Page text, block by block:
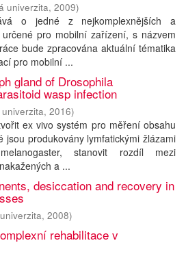
univerzita, 2009)
o jedné z nejkomplexnějších a
pro mobilní zařízení, s názvem
bude zpracována aktuální tématika
pro mobilní ...
gland of Drosophila
wasp infection
, 2016)
ex vivo systém pro měření obsahu
jsou produkovány lymfatickými žlázami
stanovit rozdíl mezi
a ...
desiccation and recovery in
, 2008)
rehabilitace v